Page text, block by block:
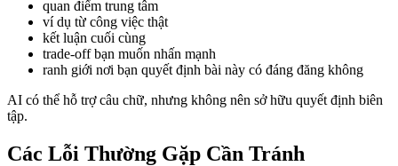
quan điểm trung tâm
ví dụ từ công việc thật
kết luận cuối cùng
trade-off bạn muốn nhấn mạnh
ranh giới nơi bạn quyết định bài này có đáng đăng không
AI có thể hỗ trợ câu chữ, nhưng không nên sở hữu quyết định biên
tập.
Các Lỗi Thường Gặp Cần Tránh